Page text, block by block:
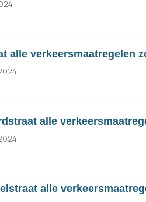
alle verkeersmaatregelen
alle
alle